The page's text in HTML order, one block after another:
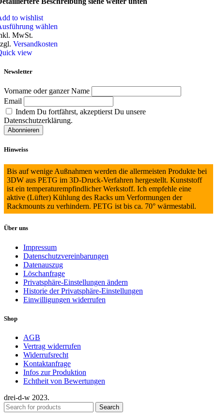
to wishlist
wählen
MwSt.
Versandkosten
view
Newsletter
Vorname oder ganzer Name
Email
Indem Du fortfährst, akzeptierst Du unsere
Datenschutzerklärung.
Hinweiss
Bis auf wenige Außnahmen werden die allermeisten Produkte bei
3DW aus PETG im 3D-Druck-Verfahren hergestellt. Kunststoff
ist ein temperaturempfindlicher Werkstoff. Ich empfehle eine
aktive (Lüfter) Kühlung des Racks um Verformungen der
Rackmounts zu verhindern. PETG ist bis ca. 70° wärmestabil.
Über uns
Impressum
Datenschutzvereinbarungen
Datenauszug
Löschanfrage
Privatsphäre-Einstellungen ändern
Historie der Privatsphäre-Einstellungen
Einwilligungen widerrufen
Shop
AGB
Vertrag widerrufen
Widerrufsrecht
Kontaktanfrage
Infos zur Produktion
Echtheit von Bewertungen
drei-d-w 2023.
Search